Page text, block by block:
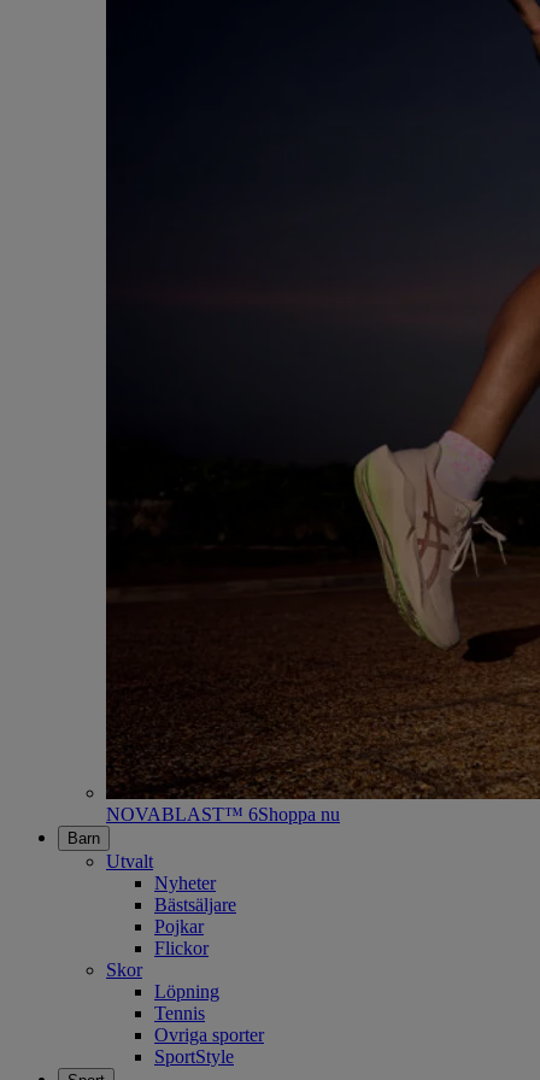
NOVABLAST™ 6Shoppa nu
Barn
Utvalt
Nyheter
Bästsäljare
Pojkar
Flickor
Skor
Löpning
Tennis
Ovriga sporter
SportStyle